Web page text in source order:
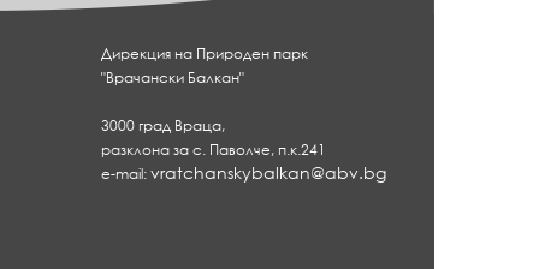
Дирекция на Природен парк
"Врачански Балкан"
3000 град Враца,
разклона за с. Паволче, п.к.241
e-mail:vratchanskybalkan@abv.bg